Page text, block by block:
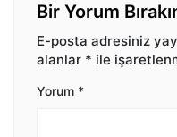
Bir Yorum
E-posta adresiniz
alanlar * ile
Yorum *